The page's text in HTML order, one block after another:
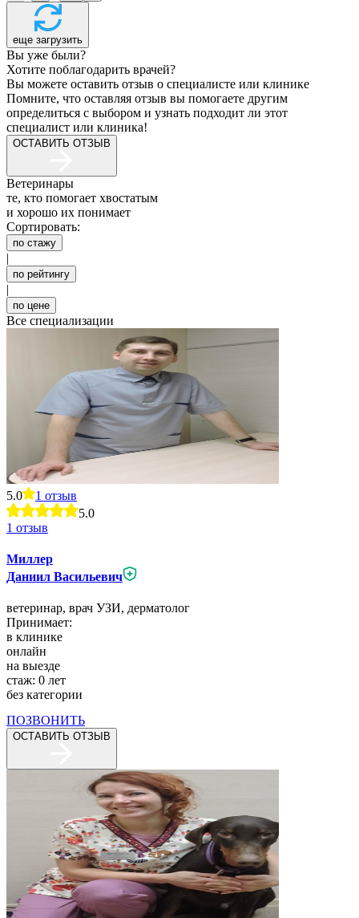
еще загрузить
Вы уже были?
Хотите поблагодарить врачей?
Вы можете оставить отзыв о специалисте или клинике
Помните, что оставляя отзыв вы помогаете другим
определиться с выбором и узнать подходит ли этот
специалист или клиника!
ОСТАВИТЬ ОТЗЫВ
Ветеринары
те, кто помогает хвостатым
и хорошо их понимает
Сортировать:
по стажу
|
по рейтингу
|
по цене
Все специализации
5.0 1 отзыв
5.0
1 отзыв
Миллер
Даниил Васильевич
ветеринар, врач УЗИ, дерматолог
Принимает:
в клинике
онлайн
на выезде
стаж: 0 лет
без категории
ПОЗВОНИТЬ
ОСТАВИТЬ ОТЗЫВ